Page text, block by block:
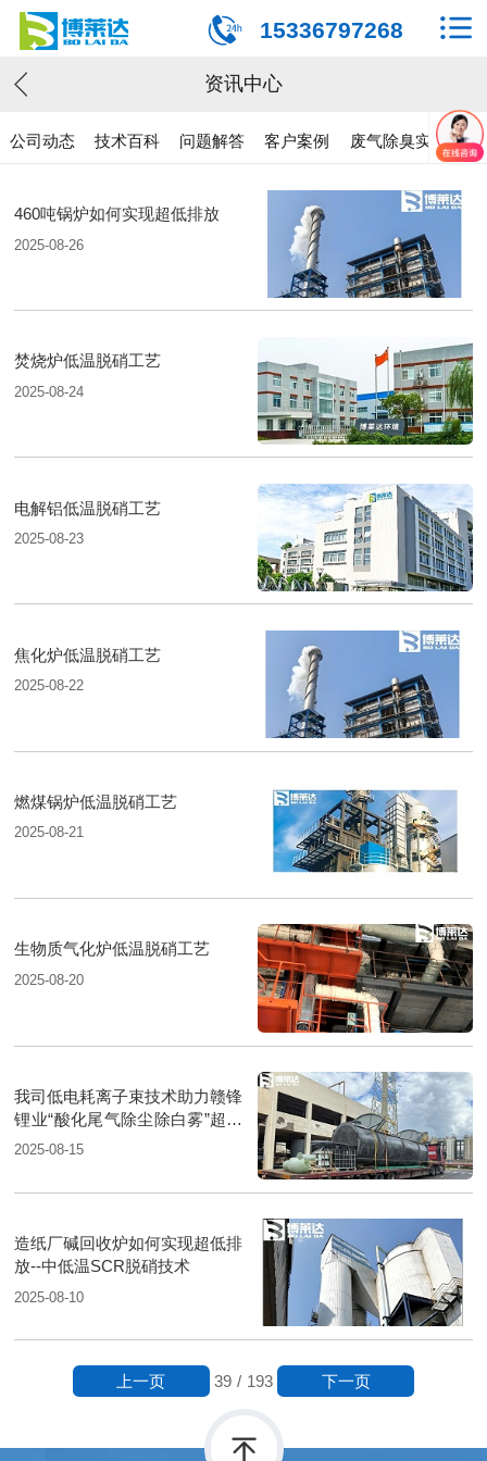
15336797268
资讯中心
公司动态 技术百科 问题解答 客户案例 废气除臭实验
460吨锅炉如何实现超低排放
2025-08-26
焚烧炉低温脱硝工艺
2025-08-24
电解铝低温脱硝工艺
2025-08-23
焦化炉低温脱硝工艺
2025-08-22
燃煤锅炉低温脱硝工艺
2025-08-21
生物质气化炉低温脱硝工艺
2025-08-20
我司低电耗离子束技术助力赣锋
锂业“酸化尾气除尘除白雾”超净
排放治理
2025-08-15
造纸厂碱回收炉如何实现超低排
放--中低温SCR脱硝技术
2025-08-10
39 / 193
上一页 下一页